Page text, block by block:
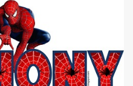
Te mostramos algunas
y estilo que buscas
es una buena opción para
ser humano necesita. El color
total, es un color que va con
que te dará esa sensación